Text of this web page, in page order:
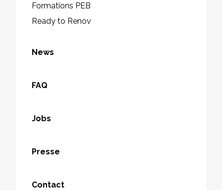
Formations PEB
Ready to Renov
News
FAQ
Jobs
Presse
Contact